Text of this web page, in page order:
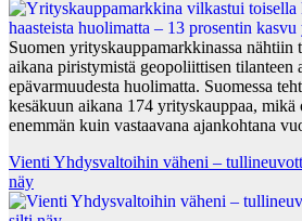
Suomen yrityskauppamarkkinassa nähtiin
aikana piristymistä geopoliittisen tilanteen
epävarmuudesta huolimatta. Suomessa
kesäkuun aikana 174 yrityskauppaa, mikä
enemmän kuin vastaavana ajankohtana
Vienti Yhdysvaltoihin väheni –
näy